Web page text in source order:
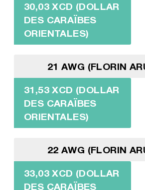
30,03 XCD (DOLLAR
DES CARAÏBES
ORIENTALES)
21 AWG (FLORIN
31,53 XCD (DOLLAR
DES CARAÏBES
ORIENTALES)
22 AWG (FLORIN
33,03 XCD (DOLLAR
DES CARAÏBES